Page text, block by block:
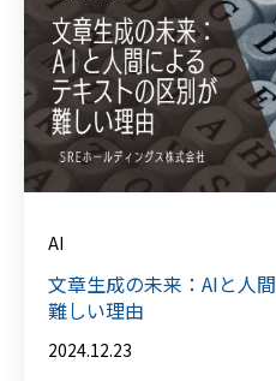
AI
文章生成の未来：AIと人
難しい理由
2024.12.23